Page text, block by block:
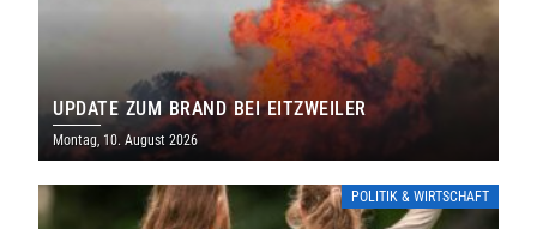
UPDATE ZUM BRAND BEI EITZWEILER
Montag, 10. August 2026
POLITIK & WIRTSCHAFT